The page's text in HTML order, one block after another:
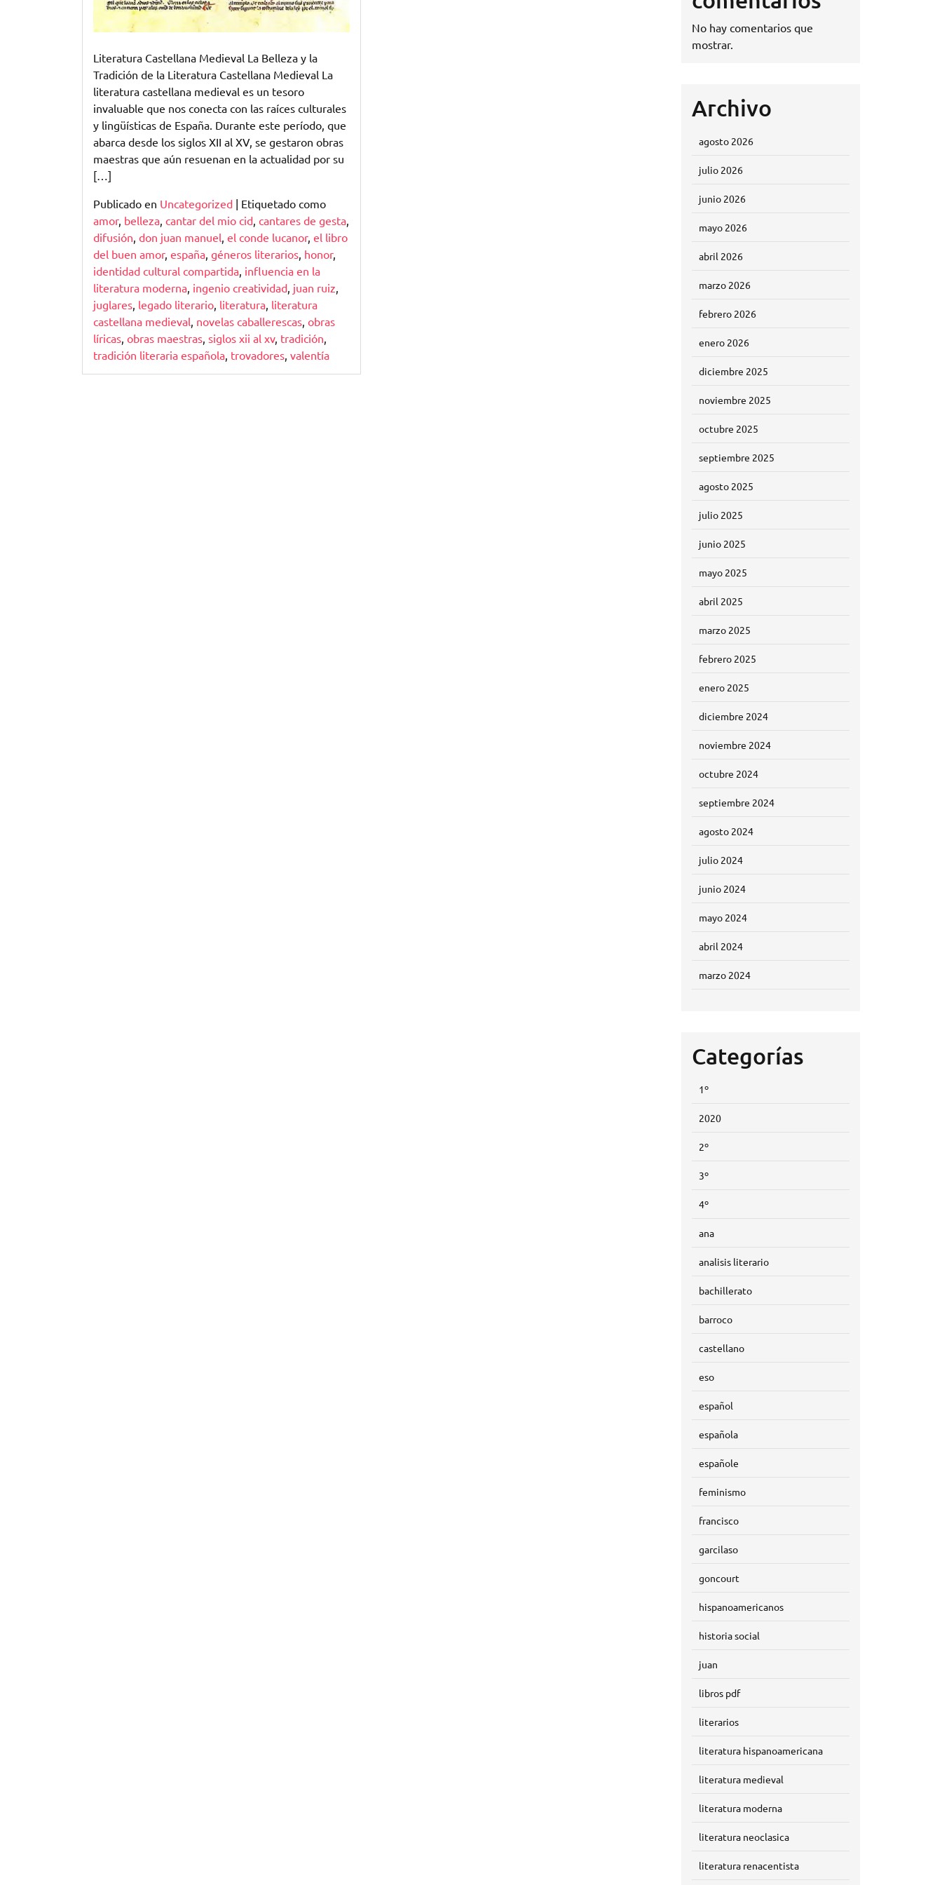
Literatura Castellana Medieval La Belleza y la
Tradición de la Literatura Castellana Medieval La
literatura castellana medieval es un tesoro
invaluable que nos conecta con las raíces culturales
y lingüísticas de España. Durante este período, que
abarca desde los siglos XII al XV, se gestaron obras
maestras que aún resuenan en la actualidad por su
[…]
Publicado en Uncategorized | Etiquetado como
amor, belleza cantar del mio cid cantares de gesta
difusión don juan manuel el conde lucanor, el libro
del buen amor, españa géneros literarios honor,
identidad cultural compartida influencia en la
literatura moderna ingenio creatividad juan ruiz
juglares legado literario literatura literatura
castellana medieval novelas caballerescas obras
líricas obras maestras siglos xii al xv, tradición
tradición literaria española trovadores valentía
No hay comentarios que
mostrar.
Archivo
agosto 2026
julio 2026
junio 2026
mayo 2026
abril 2026
marzo 2026
febrero 2026
enero 2026
diciembre 2025
noviembre 2025
octubre 2025
septiembre 2025
agosto 2025
julio 2025
junio 2025
mayo 2025
abril 2025
marzo 2025
febrero 2025
enero 2025
diciembre 2024
noviembre 2024
octubre 2024
septiembre 2024
agosto 2024
julio 2024
junio 2024
mayo 2024
abril 2024
marzo 2024
Categorías
1º
2020
2º
3º
4º
ana
analisis literario
bachillerato
barroco
castellano
eso
español
española
españole
feminismo
francisco
garcilaso
goncourt
hispanoamericanos
historia social
juan
libros pdf
literarios
literatura hispanoamericana
literatura medieval
literatura moderna
literatura neoclasica
literatura renacentista